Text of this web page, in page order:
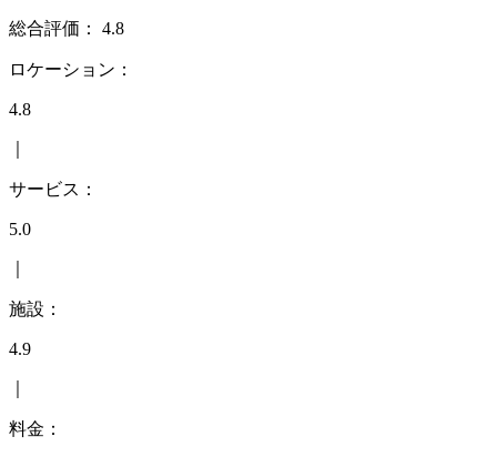
総合評価： 4.8
ロケーション：
4.8
サービス：
5.0
施設：
4.9
料金：